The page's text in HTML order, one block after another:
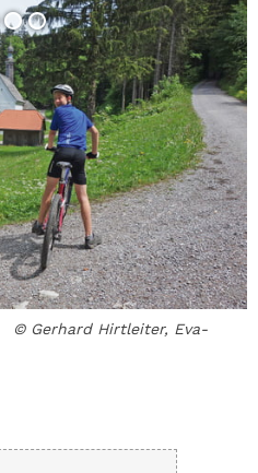
© Gerhard Hirtleiter, Eva-